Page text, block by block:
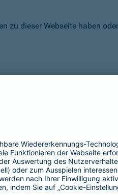
zu dieser Webseite haben
Barmenia Allgemeine